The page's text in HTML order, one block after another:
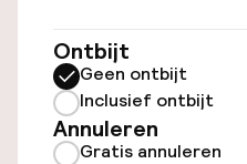
Luchthavenshuttle
Transferservice
Ontbijt
Geen ontbijt
Inclusief ontbijt
Annuleren
Gratis annuleren